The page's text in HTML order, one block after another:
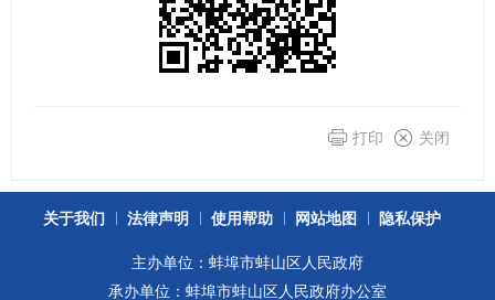
打印 关闭
关于我们 法律声明 使用帮助 网站地图 隐私保护
主办单位：蚌埠市蚌山区人民政府
承办单位：蚌埠市蚌山区人民政府办公室